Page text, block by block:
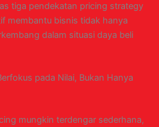
tiga pendekatan pricing strategy
membantu bisnis tidak hanya
dalam situasi daya beli
pada Nilai, Bukan Hanya
mungkin terdengar sederhana,